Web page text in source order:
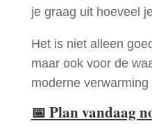
je graag uit hoeveel
Het is niet alleen
maar ook voor de
moderne
📅 Plan vandaag